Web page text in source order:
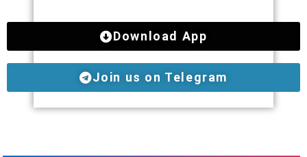
Download App
Join us on Telegram